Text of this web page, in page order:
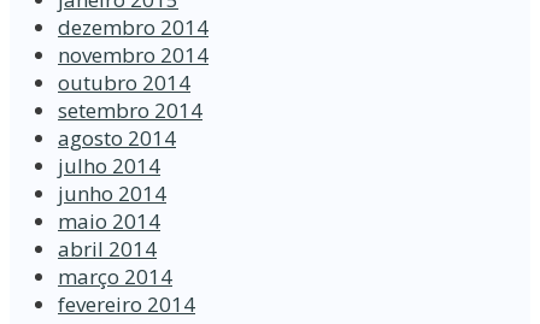
dezembro 2014
novembro 2014
outubro 2014
setembro 2014
agosto 2014
julho 2014
junho 2014
maio 2014
abril 2014
março 2014
fevereiro 2014